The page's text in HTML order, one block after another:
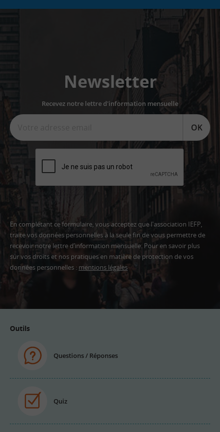
Newsletter
Recevez notre lettre d'information mensuelle
OK
En complétant ce formulaire, vous acceptez que l'association IEFP,
traite vos données personnelles à la seule fin de vous permettre de
recevoir notre lettre d’information mensuelle. Pour en savoir plus
sur vos droits et nos pratiques en matière de protection de vos
données personnelles : mentions légales
Outils
Questions / Réponses
Quiz